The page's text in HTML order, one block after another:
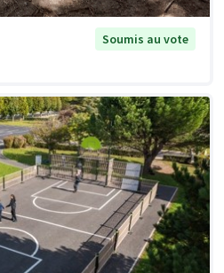
Soumis au vote